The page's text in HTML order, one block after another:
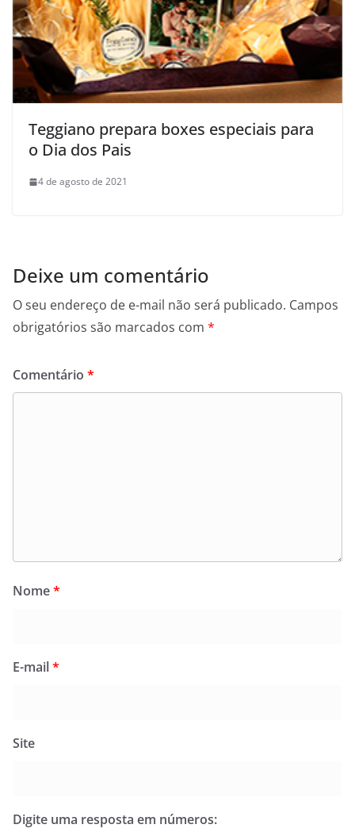
Teggiano prepara boxes especiais para
o Dia dos Pais
4 de agosto de 2021
Deixe um comentário
O seu endereço de e-mail não será publicado. Campos
obrigatórios são marcados com *
Comentário *
Nome*
E-mail*
Site
Digite uma resposta em números: